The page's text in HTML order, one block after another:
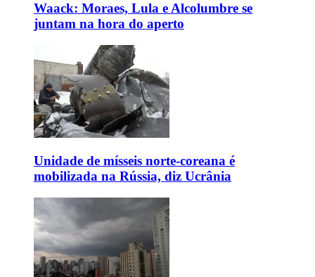
Waack: Moraes, Lula e Alcolumbre se
juntam na hora do aperto
Unidade de mísseis norte-coreana é
mobilizada na Rússia, diz Ucrânia